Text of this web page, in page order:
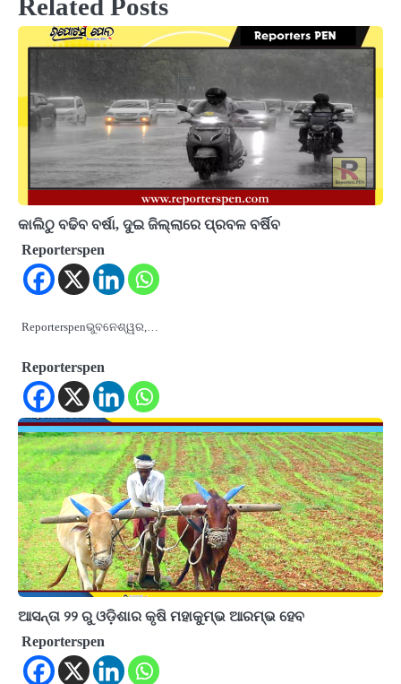
Related Posts
କାଲିଠୁ ବଢିବ ବର୍ଷା, ଦୁଇ ଜିଲ୍ଲାରେ ପ୍ରବଳ ବର୍ଷିବ
Reporterspen
Reporterspenଭୁବନେଶ୍ୱର,…
Reporterspen
ଆସନ୍ତା ୨୨ ରୁ ଓଡ଼ିଶାର କୃଷି ମହାକୁମ୍ଭ ଆରମ୍ଭ ହେବ
Reporterspen